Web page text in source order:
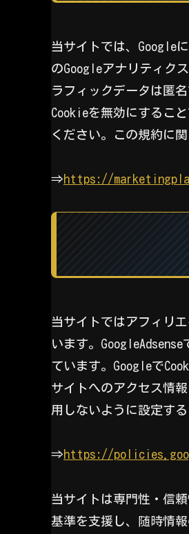
当サイトでは、Google
のGoogleアナリティク
ラフィックデータは匿
Cookieを無効にするこ
ください。この規約に
⇒https://
当サイトではアフィリ
います。
ています。Googleで
サイトへのアクセス情
用しないように設定す
⇒https://
当サイトは専門性・信
基準を支援し、随時情